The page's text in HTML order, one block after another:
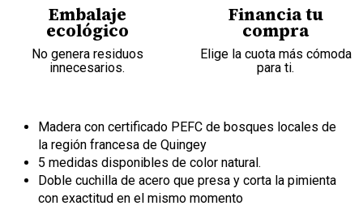
Embalaje
ecológico
No genera residuos
innecesarios.
Financia tu
compra
Elige la cuota más cómoda
para ti.
Madera con certificado PEFC de bosques locales de
la región francesa de Quingey
5 medidas disponibles de color natural.
Doble cuchilla de acero que presa y corta la pimienta
con exactitud en el mismo momento